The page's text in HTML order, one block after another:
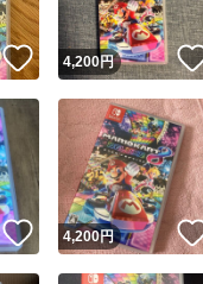
いいね！
4,200円
いいね！
4,200円